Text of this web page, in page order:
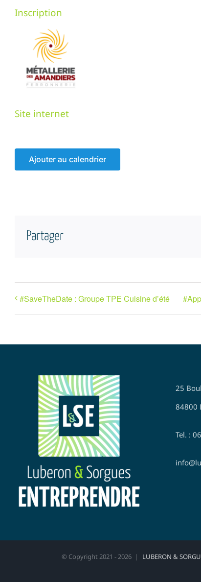
Inscription
Site internet
Ajouter au calendrier
Partager
#SaveTheDate : Groupe TPE Cuisine d’été
25
84800
Tel. :
© Copyright 2021 -2026 | LUBERON &